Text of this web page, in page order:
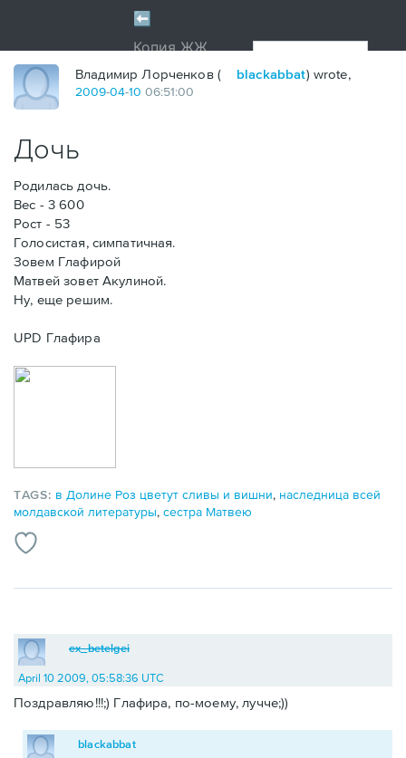
Владимир Лорченков ( blackabbat) wrote,
2009-04-10 06:51:00
Дочь
Родилась дочь.
Вес - 3 600
Рост - 53
Голосистая, симпатичная.
Зовем Глафирой
Матвей зовет Акулиной.
Ну, еще решим.
UPD Глафира
TAGS: в Долине Роз цветут сливы и вишни, наследница всей
молдавской литературы, сестра Матвею
ex_betelgei
April 10 2009, 05:58:36 UTC
Поздравляю!!!;) Глафира, по-моему, лучче;))
blackabbat